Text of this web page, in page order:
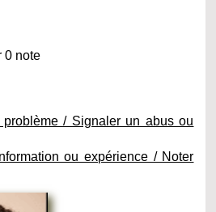
0 note
problème / Signaler un abus ou
ou expérience / Noter